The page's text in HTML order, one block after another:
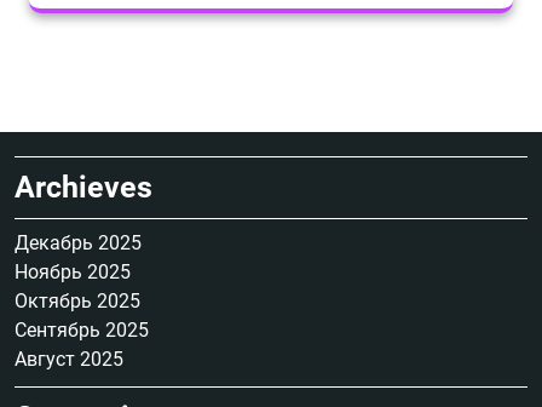
Archieves
Декабрь 2025
Ноябрь 2025
Октябрь 2025
Сентябрь 2025
Август 2025